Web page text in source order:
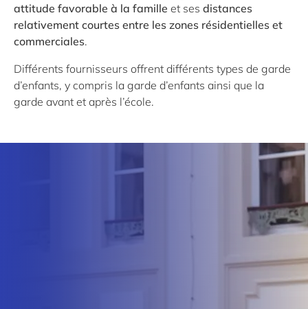
attitude favorable à la famille et ses distances
relativement courtes entre les zones résidentielles et
commerciales.
Différents fournisseurs offrent différents types de garde
d’enfants, y compris la garde d’enfants ainsi que la
garde avant et après l’école.